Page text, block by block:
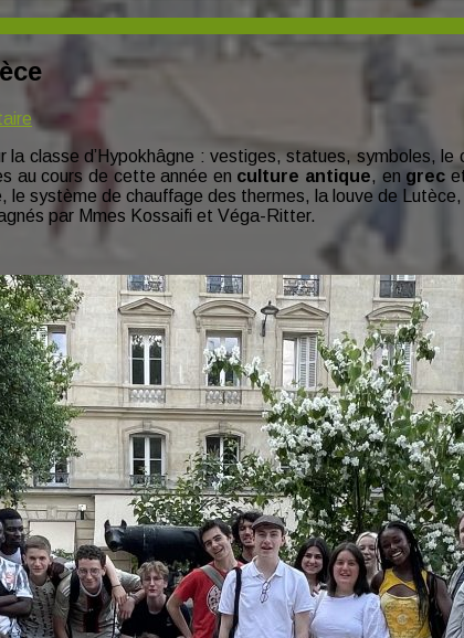
sur
la
découverte
de
l’antique
Lutèce
la classe d’Hypokhâgne : vestiges, statues, symboles, le
au cours de cette année en culture antique, en grec
le système de chauffage des thermes, la louve de
par Mmes Kossaifi et Véga-Ritter.